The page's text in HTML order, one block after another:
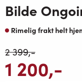
Bilde
Rimelig frakt helt
2 399,-
1 200,-